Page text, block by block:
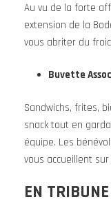
Au vu de la forte
extension de la
vous abriter du
Buvette
Sandwichs, frites,
snack tout en
équipe. Les
vous accueillent
EN